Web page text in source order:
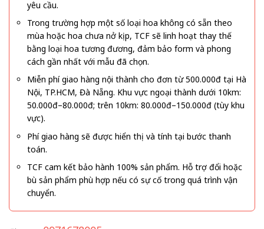
yêu cầu.
Trong trường hợp một số loại hoa không có sẵn theo
mùa hoặc hoa chưa nở kịp, TCF sẽ linh hoạt thay thế
bằng loại hoa tương đương, đảm bảo form và phong
cách gần nhất với mẫu đã chọn.
Miễn phí giao hàng nội thành cho đơn từ 500.000đ tại Hà
Nội, TP.HCM, Đà Nẵng. Khu vực ngoại thành dưới 10km:
50.000đ–80.000đ; trên 10km: 80.000đ–150.000đ (tùy khu
vực).
Phí giao hàng sẽ được hiển thị và tính tại bước thanh
toán.
TCF cam kết bảo hành 100% sản phẩm. Hỗ trợ đổi hoặc
bù sản phẩm phù hợp nếu có sự cố trong quá trình vận
chuyển.